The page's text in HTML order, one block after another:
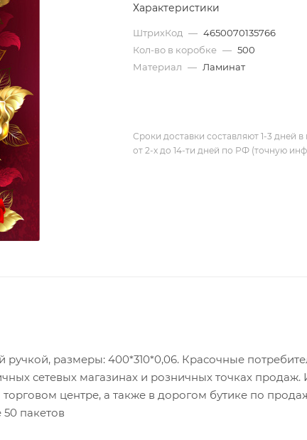
Характеристики
ШтрихКод — 4650070135766
Кол-во в коробке — 500
Материал — Ламинат
Сроки доставки составляют 1-3 дней
от 2-х до 14-ти дней по РФ (точную
размеры: 400*310*0,06. Красочные
сетевых магазинах и розничных точках
торговом центре, а также в дорогом бутике по
пакетов